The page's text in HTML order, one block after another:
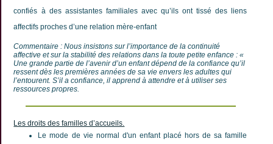
confiés à des assistantes familiales avec qu’ils ont tissé des liens
affectifs proches d’une relation mère-enfant
Commentaire : Nous insistons sur l’importance de la continuité
affective et sur la stabilité des relations dans la toute petite enfance : «
Une grande partie de l’avenir d’un enfant dépend de la confiance qu’il
ressent dès les premières années de sa vie envers les adultes qui
l’entourent. S’il a confiance, il apprend à attendre et à utiliser ses
ressources propres.
Les droits des familles d’accueils.
Le mode de vie normal d'un enfant placé hors de sa famille